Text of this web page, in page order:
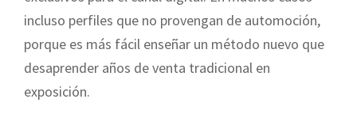
incluso perfiles que no provengan de automoción,
porque es más fácil enseñar un método nuevo que
desaprender años de venta tradicional en
exposición.